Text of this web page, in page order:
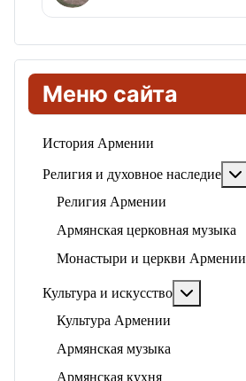
Меню сайта
История Армении
Религия и духовное наследие
Религия Армении
Армянская церковная музыка
Монастыри и церкви Армении
Культура и искусство
Культура Армении
Армянская музыка
Армянская кухня